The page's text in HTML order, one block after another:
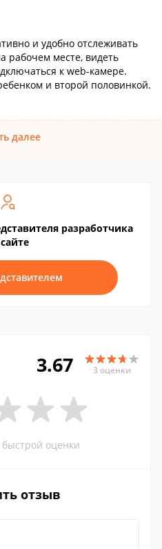
и удобно отслеживать
рабочем месте, видеть
к web-камере.
и второй половинкой.
далее
разработчика
3.67 3 оценки
оценки
отзыв